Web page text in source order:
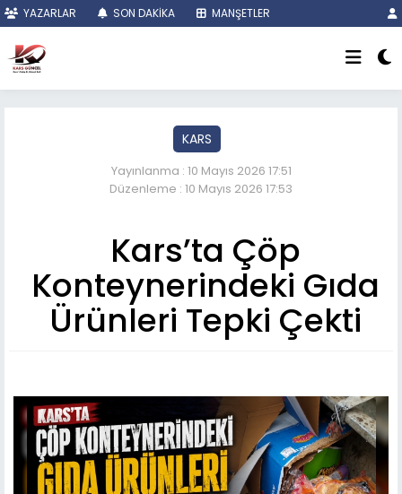
YAZARLAR SON DAKİKA MANŞETLER
KARS
Yayınlanma : 10 Mayıs 2026 17:51
Düzenleme : 10 Mayıs 2026 17:53
Kars’ta Çöp
Konteynerindeki Gıda
Ürünleri Tepki Çekti